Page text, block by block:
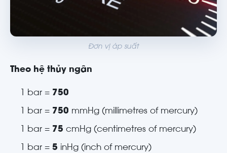
Đơn vị áp suất
Theo hệ thủy ngân
1 bar = 750
1 bar = 750 mmHg (millimetres of mercury)
1 bar = 75 cmHg (centimetres of mercury)
1 bar = 5 inHg (inch of mercury)